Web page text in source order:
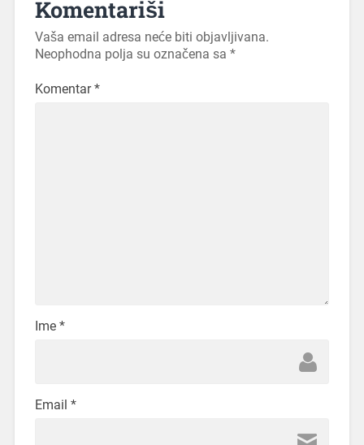
Komentariši
Vaša email adresa neće biti objavljivana.
Neophodna polja su označena sa *
Komentar*
Ime *
Email *